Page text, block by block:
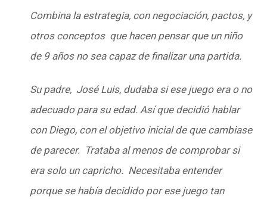
Combina la estrategia, con negociación, pactos, y
otros conceptos que hacen pensar que un niño
de 9 años no sea capaz de finalizar una partida.
Su padre, José Luis, dudaba si ese juego era o no
adecuado para su edad. Así que decidió hablar
con Diego, con el objetivo inicial de que cambiase
de parecer. Trataba al menos de comprobar si
era solo un capricho. Necesitaba entender
porque se había decidido por ese juego tan